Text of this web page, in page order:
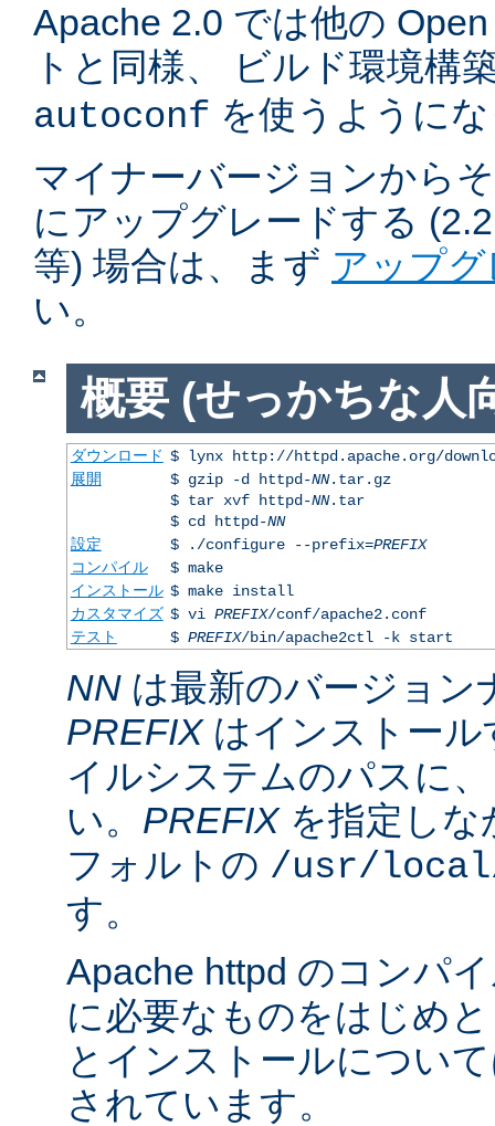
Apache 2.0 では他の
トと同様、 ビルド環境構
autoconf を使うように
マイナーバージョンから
にアップグレードする
等) 場合は、まず アップ
い。
概要 (せっかちな人
ダウンロード $ lynx http://httpd.apache.org/
展開
$ gzip -d httpd-NN.tar.gz
$ tar xvf httpd-NN.tar
$ cd httpd-NN
設定
$ ./configure --prefix=PREFIX
コンパイル
$ make
インストール $ make install
カスタマイズ $ vi PREFIX/conf/apache2.conf
テスト
$ PREFIX/bin/apache2ctl -k start
NN は最新のバージョン
PREFIXはインストール
イルシステムのパスに
い。 PREFIXを指定しな
フォルトの /usr/local/
す。
Apache httpd のコンパ
に必要なものをはじめ
とインストールについ
されています。